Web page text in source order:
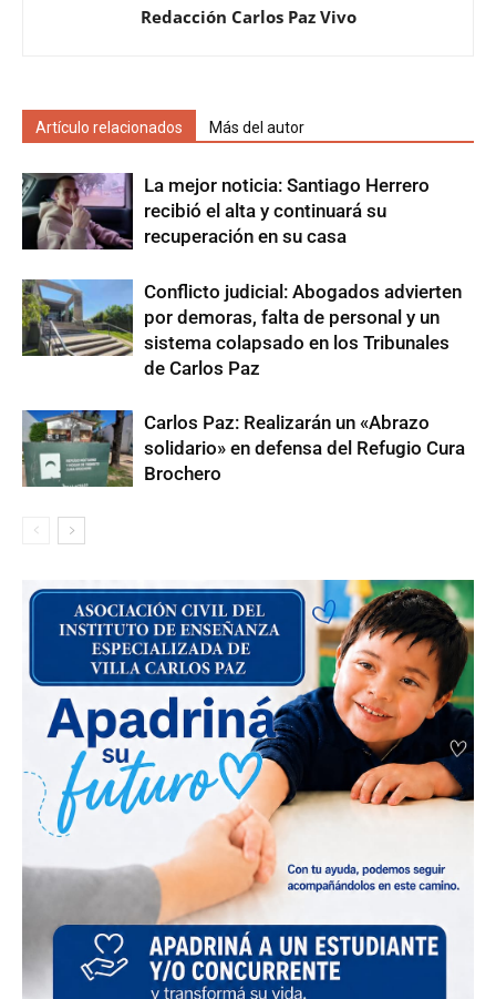
Redacción Carlos Paz Vivo
Artículo relacionados Más del autor
La mejor noticia: Santiago Herrero
recibió el alta y continuará su
recuperación en su casa
Conflicto judicial: Abogados advierten
por demoras, falta de personal y un
sistema colapsado en los Tribunales
de Carlos Paz
Carlos Paz: Realizarán un «Abrazo
solidario» en defensa del Refugio Cura
Brochero